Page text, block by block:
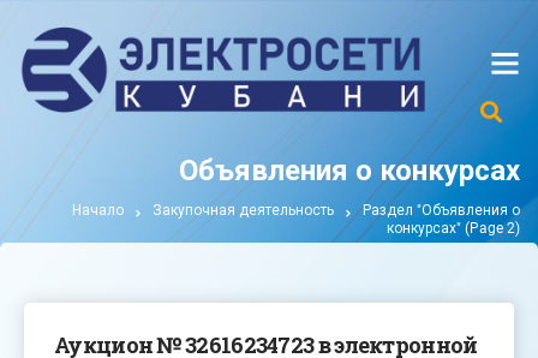
Объявления о конкурсах
Начало Закупочная деятельность
Раздел "Объявления о
конкурсах" (Page 2)
Аукцион № 32616234723 в электронной